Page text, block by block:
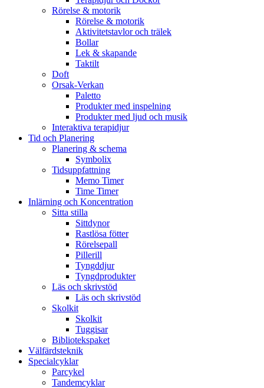
Rörelse & motorik
Rörelse & motorik
Aktivitetstavlor och trälek
Bollar
Lek & skapande
Taktilt
Doft
Orsak-Verkan
Paletto
Produkter med inspelning
Produkter med ljud och musik
Interaktiva terapidjur
Tid och Planering
Planering & schema
Symbolix
Tidsuppfattning
Memo Timer
Time Timer
Inlärning och Koncentration
Sitta stilla
Sittdynor
Rastlösa fötter
Rörelsepall
Pillerill
Tyngddjur
Tyngdprodukter
Läs och skrivstöd
Läs och skrivstöd
Skolkit
Skolkit
Tuggisar
Bibliotekspaket
Välfärdsteknik
Specialcyklar
Parcykel
Tandemcyklar